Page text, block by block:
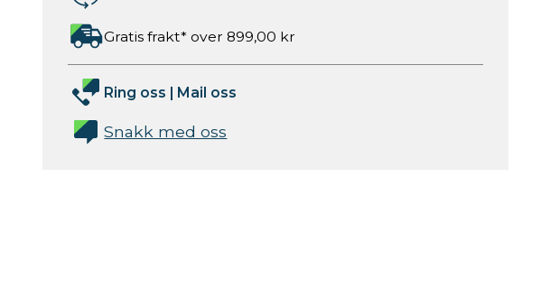
Gratis frakt* over 899,00 kr
Ring oss | Mail oss
Snakk med oss